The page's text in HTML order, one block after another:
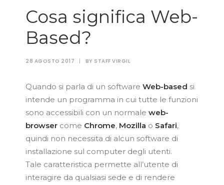
Cosa significa Web-
Based?
28 AGOSTO 2017 | BY STAFF VIRGIL
Quando si parla di un software Web-based si
intende un programma in cui tutte le funzioni
sono accessibili con un normale web-
browser come Chrome, Mozilla o Safari,
quindi non necessita di alcun software di
installazione sul computer degli utenti.
Tale caratteristica permette all’utente di
interagire da qualsiasi sede e di rendere